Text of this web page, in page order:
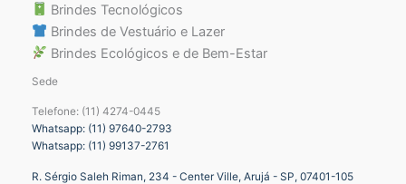
Brindes Tecnológicos
Brindes de Vestuário e Lazer
Brindes Ecológicos e de Bem-Estar
Sede
Telefone: (11) 4274-0445
Whatsapp: (11) 97640-2793
Whatsapp: (11) 99137-2761
R. Sérgio Saleh Riman, 234 - Center Ville, Arujá - SP, 07401-105